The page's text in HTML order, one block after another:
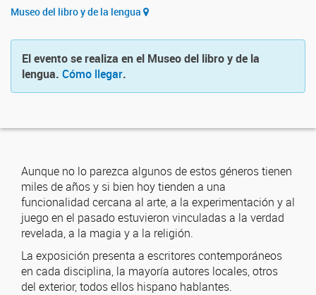
Museo del libro y de la lengua
El evento se realiza en el Museo del libro y de la
lengua. Cómo llegar.
Aunque no lo parezca algunos de estos géneros tienen
miles de años y si bien hoy tienden a una
funcionalidad cercana al arte, a la experimentación y al
juego en el pasado estuvieron vinculadas a la verdad
revelada, a la magia y a la religión.
La exposición presenta a escritores contemporáneos
en cada disciplina, la mayoría autores locales, otros
del exterior, todos ellos hispano hablantes.